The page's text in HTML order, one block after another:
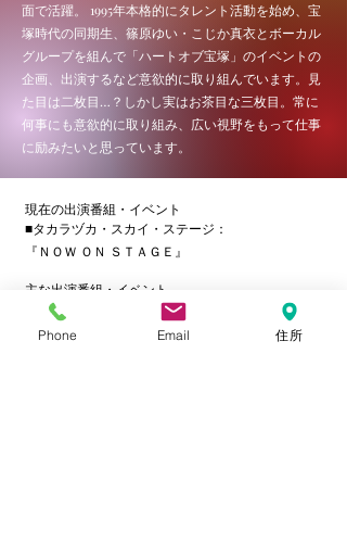
面で活躍。 1995年本格的にタレント活動を始め、宝
塚時代の同期生、篠原ゆい・こじか真衣とボーカル
グループを組んで「ハートオブ宝塚」のイベントの
企画、出演するなど意欲的に取り組んでいます。見
た目は二枚目…？しかし実はお茶目な三枚目。常に
何事にも意欲的に取り組み、広い視野をもって仕事
に励みたいと思っています。
現在の出演番組・イベント
■タカラヅカ・スカイ・ステージ：
『ＮＯＷ ＯＮ ＳＴＡＧＥ』
主な出演番組・イベント
■梅田コマ劇場：2001.1森進一新春公演『坊ちゃ
ん』マドンナ役
Phone Email 住所